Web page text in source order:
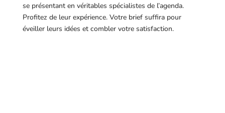
se présentant en véritables spécialistes de l’agenda.
Profitez de leur expérience. Votre brief suffira pour
éveiller leurs idées et combler votre satisfaction.